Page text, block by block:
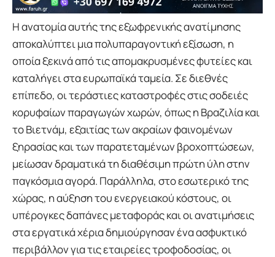
Η ανατομία αυτής της εξωφρενικής ανατίμησης
αποκαλύπτει μια πολυπαραγοντική εξίσωση, η
οποία ξεκινά από τις απομακρυσμένες φυτείες και
καταλήγει στα ευρωπαϊκά ταμεία. Σε διεθνές
επίπεδο, οι τεράστιες καταστροφές στις σοδειές
κορυφαίων παραγωγών χωρών, όπως η Βραζιλία και
το Βιετνάμ, εξαιτίας των ακραίων φαινομένων
ξηρασίας και των παρατεταμένων βροχοπτώσεων,
μείωσαν δραματικά τη διαθέσιμη πρώτη ύλη στην
παγκόσμια αγορά. Παράλληλα, στο εσωτερικό της
χώρας, η αύξηση του ενεργειακού κόστους, οι
υπέρογκες δαπάνες μεταφοράς και οι ανατιμήσεις
στα εργατικά χέρια δημιούργησαν ένα ασφυκτικό
περιβάλλον για τις εταιρείες τροφοδοσίας, οι